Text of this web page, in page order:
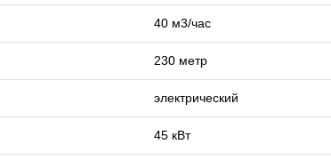
40 м3/час
230 метр
электрический
45 кВт